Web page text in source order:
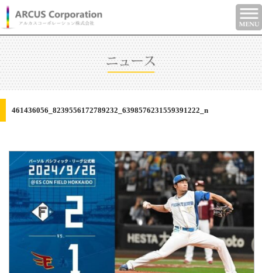
461436056_8239556172789232_6398576231559391222_n